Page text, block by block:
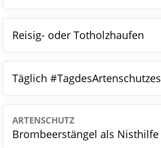
Reisig- oder Totholzhaufen
Täglich #TagdesArtenschutzes
ARTENSCHUTZ
Brombeerstängel als Nisthilfe